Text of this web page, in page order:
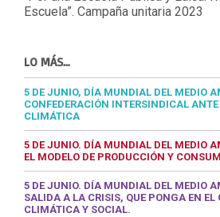
Escuela”. Campaña unitaria 2023
LO MÁS…
5 DE JUNIO, DÍA MUNDIAL DEL MEDIO
CONFEDERACIÓN INTERSINDICAL
CLIMÁTICA
5 DE JUNIO. DÍA MUNDIAL DEL MEDIO
EL MODELO DE PRODUCCIÓN Y
5 DE JUNIO. DÍA MUNDIAL DEL MEDIO
SALIDA A LA CRISIS, QUE PONGA EN
CLIMÁTICA Y SOCIAL.